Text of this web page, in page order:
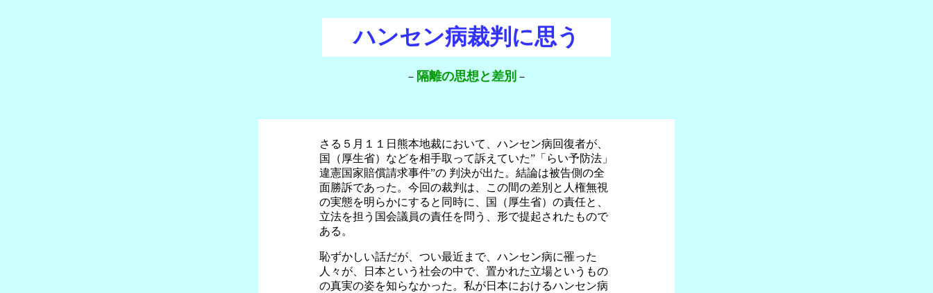
ハンセン病裁判に思う
－ 隔離の思想と差別 －
さる５月１１日熊本地裁において、ハンセン病回復者が、
国（厚生省）などを相手取って訴えていた”「らい予防法」
違憲国家賠償請求事件”の 判決が出た。結論は被告側の全
面勝訴であった。今回の裁判は、この間の差別と人権無視
の実態を明らかにすると同時に、国（厚生省）の責任と、
立法を担う国会議員の責任を問う、形で提起されたもので
ある。
恥ずかしい話だが、つい最近まで、ハンセン病に罹った
人々が、日本という社会の中で、置かれた立場というもの
の真実の姿を知らなかった。私が日本におけるハンセン病